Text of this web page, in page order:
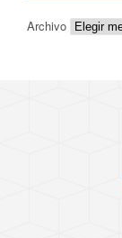
Archivo